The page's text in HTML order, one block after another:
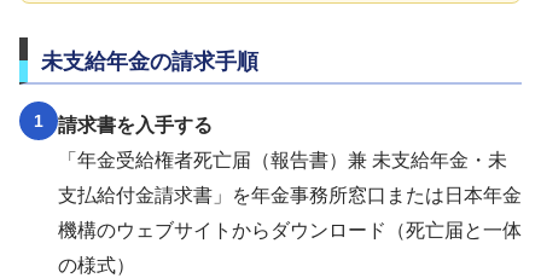
未支給年金の請求手順
1
請求書を入手する
「年金受給権者死亡届（報告書）兼 未支給年金・未
支払給付金請求書」を年金事務所窓口または日本年金
機構のウェブサイトからダウンロード（死亡届と一体
の様式）